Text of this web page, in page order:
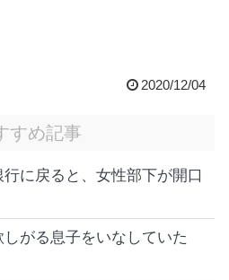
2020/12/04
すめ記事
に戻ると、女性部下が開口
がる息子をいなしていた